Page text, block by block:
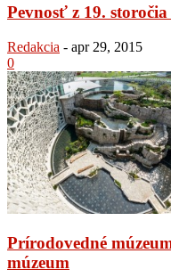
Pevnosť z 19.
Redakcia - apr 29, 2015
0
Prírodovedné
múzeum